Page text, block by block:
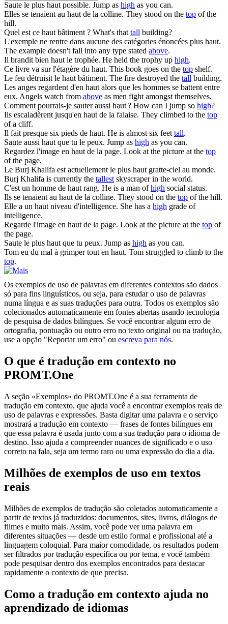
Saute le plus hautpossible. Jump as high as you can.
Elles se tenaient au hautde la colline. They stood on the top of the
hill.
Quel est ce hautbâtiment ? What's thattall building?
L'exemple ne rentre dans aucune des catégories énoncées plus haut.
The example doesn't fall into any type stated above.
Il brandit bien hautle trophée. He held the trophy up high.
Ce livre va sur l'étagère du haut. This book goes on the top shelf.
Le feu détruisit le hautbâtiment. The fire destroyed the tall building.
Les anges regardent d'en hautalors que les hommes se battent entre
eux. Angels watch from above as men fight amongst themselves.
Comment pourrais-je sauter aussi haut? How can I jump so high?
Ils escaladèrent jusqu'en hautde la falaise. They climbed to the top
of a cliff.
Il fait presque six pieds de haut. He is almost six feettall.
Saute aussi hautque tu le peux. Jump as high as you can.
Regardez l'image en hautde la page. Look at the picture at the top
of the page.
Le Burj Khalifa est actuellement le plus hautgratte-ciel au monde.
Burj Khalifa is currently the tallestskyscraper in the world.
C'est un homme de hautrang. He is a man ofhigh social status.
Ils se tenaient au hautde la colline. They stood on the top of the hill.
Elle a un hautniveau d'intelligence. She has a high grade of
intelligence.
Regarde l'image en hautde la page. Look at the picture at the top of
the page.
Saute le plus hautque tu peux. Jump as high as you can.
Tom eu du mal à grimper tout en haut. Tom struggled to climb to the
top.
Os exemplos de uso de palavras em diferentes contextos são dados
só para fins linguísticos, ou seja, para estudar o uso de palavras
numa língua e as suas traduções para outra. Todos os exemplos são
colecionados automaticamente em fontes abertas usando tecnologia
de pesquisa de dados bilíngues. Se você encontrar algum erro de
ortografia, pontuação ou outro erro no texto original ou na tradução,
use a opção "Reportar um erro" ou escreva para nós.
O que é tradução em contexto no
PROMT.One
A seção «Exemplos» do PROMT.One é a sua ferramenta de
tradução em contexto, que ajuda você a encontrar exemplos reais de
uso de palavras e expressões. Basta digitar uma palavra e o serviço
mostrará a tradução em contexto — frases de fontes bilíngues em
que essa palavra é usada junto com a sua tradução para o idioma de
destino. Isso ajuda a compreender nuances de significado e o uso
correto na fala, seja um termo raro ou uma expressão do dia a dia.
Milhões de exemplos de uso em textos
reais
Milhões de exemplos de tradução são coletados automaticamente a
partir de textos já traduzidos: documentos, sites, livros, diálogos de
filmes e muito mais. Assim, você pode ver uma palavra em
diferentes situações — desde um estilo formal e profissional até a
linguagem coloquial. Para maior comodidade, os resultados podem
ser filtrados por tradução específica ou por tema, e você também
pode pesquisar dentro dos exemplos encontrados para destacar
rapidamente o contexto de que precisa.
Como a tradução em contexto ajuda no
aprendizado de idiomas